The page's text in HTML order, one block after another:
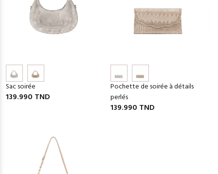
Sac soirée
139.990 TND
Pochette de soirée à détails
perlés
139.990 TND